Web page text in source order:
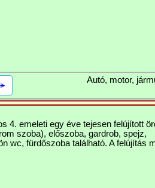
Autó, motor,
4. emeleti egy éve tejesen felújított
szoba), előszoba, gardrob, spejz,
wc, fürdőszoba található. A felújítás